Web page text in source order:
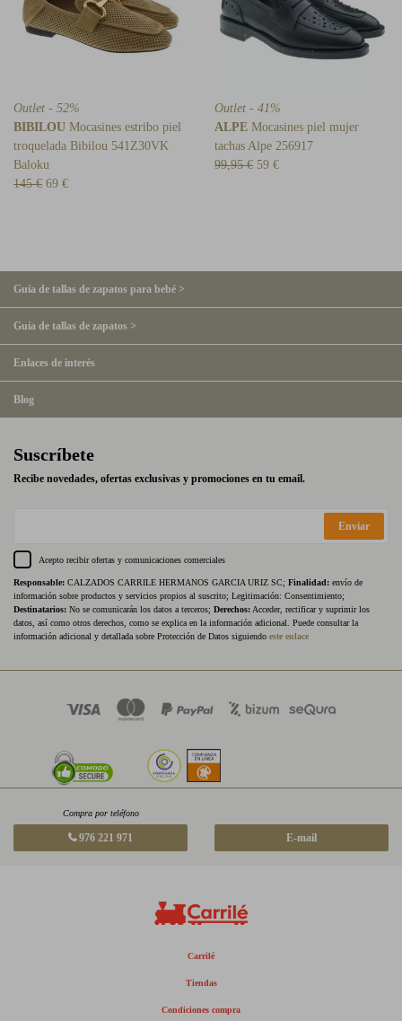
Outlet - 52%
BIBILOU Mocasines estribo piel
troquelada Bibilou 541Z30VK
Baloku
145 € 69 €
Outlet - 41%
ALPE Mocasines piel mujer
tachas Alpe 256917
99,95 € 59 €
Guía de tallas de zapatos para bebé >
Guía de tallas de zapatos >
Enlaces de interés
Blog
Suscríbete
Recibe novedades, ofertas exclusivas y promociones en tu email.
Enviar
Acepto recibir ofertas y comunicaciones comerciales
Responsable: CALZADOS CARRILE HERMANOS GARCIA URIZ SC; Finalidad: envío de
información sobre productos y servicios propios al suscrito; Legitimación: Consentimiento;
Destinatarios: No se comunicarán los datos a terceros; Derechos: Acceder, rectificar y suprimir los
datos, así como otros derechos, como se explica en la información adicional. Puede consultar la
información adicional y detallada sobre Protección de Datos siguiendo este enlace
Compra por teléfono
976 221 971 E-mail
Carrilé
Tiendas
Condiciones compra